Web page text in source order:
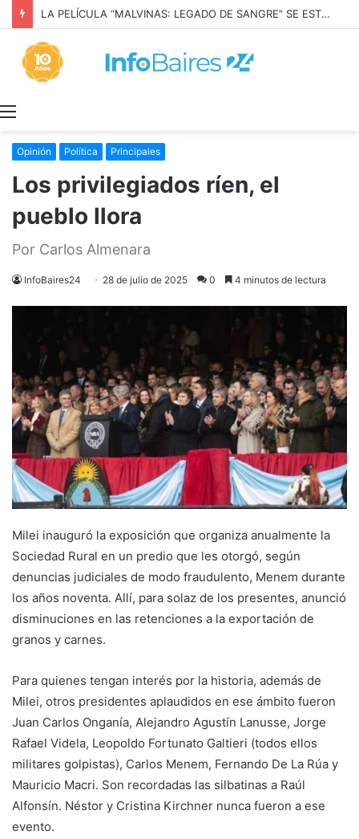
LA PELÍCULA “MALVINAS: LEGADO DE SANGRE” SE ESTRENARÁ EN PRIME VIDEO
Opinión Política Principales
Los privilegiados ríen, el
pueblo llora
Por Carlos Almenara
InfoBaires24 28 de julio de 2025 0 4 minutos de lectura
Milei inauguró la exposición que organiza anualmente la
Sociedad Rural en un predio que les otorgó, según
denuncias judiciales de modo fraudulento, Menem durante
los años noventa. Allí, para solaz de los presentes, anunció
disminuciones en las retenciones a la exportación de
granos y carnes.
Para quienes tengan interés por la historia, además de
Milei, otros presidentes aplaudidos en ese ámbito fueron
Juan Carlos Onganía, Alejandro Agustín Lanusse, Jorge
Rafael Videla, Leopoldo Fortunato Galtieri (todos ellos
militares golpistas), Carlos Menem, Fernando De La Rúa y
Mauricio Macri. Son recordadas las silbatinas a Raúl
Alfonsín. Néstor y Cristina Kirchner nunca fueron a ese
evento.